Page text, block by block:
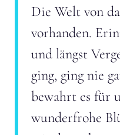
Die Welt von
vorhanden.
und längst
ging, ging nie
bewahrt es für
wunderfrohe